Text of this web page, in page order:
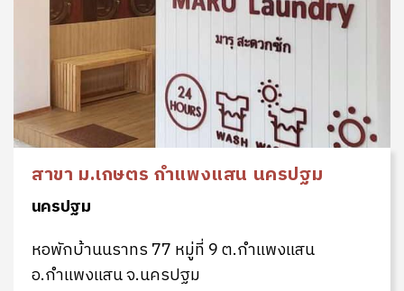
สาขา ม.เกษตร กำแพงแสน นครปฐม
นครปฐม
หอพักบ้านนราทร 77 หมู่ที่ 9 ต.กำแพงแสน
อ.กำแพงแสน จ.นครปฐม